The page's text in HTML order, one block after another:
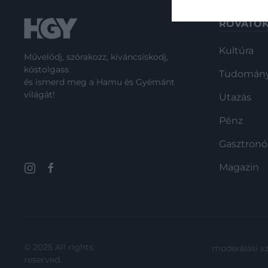
Művelődj, szórakozz, kíváncsiskodj,
kóstolgass
és ismerd meg a Hamu és Gyémánt
világát!
Kultúra
Utazás
Pénz
Magazin
© 2025 All rights
reserved.
moderálási